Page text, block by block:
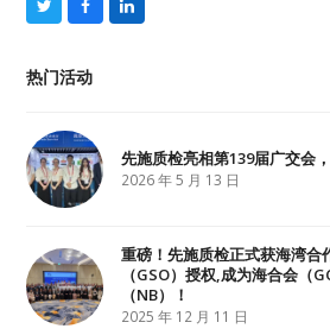
T
w
t
t
F
a
b
L
i
热门活动
先施质检亮相第139届广交会
2026 年 5 月 13 日
重磅！先施质检正式获海湾合
（GSO）授权,成为海合会（
（NB）！
2025 年 12 月 11 日